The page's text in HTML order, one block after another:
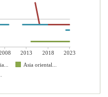
2013 2018
2023
Asia oriental...